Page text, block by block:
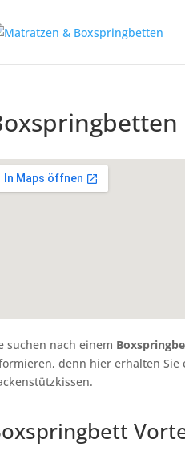
suchen nach einem
denn hier erhalten Sie